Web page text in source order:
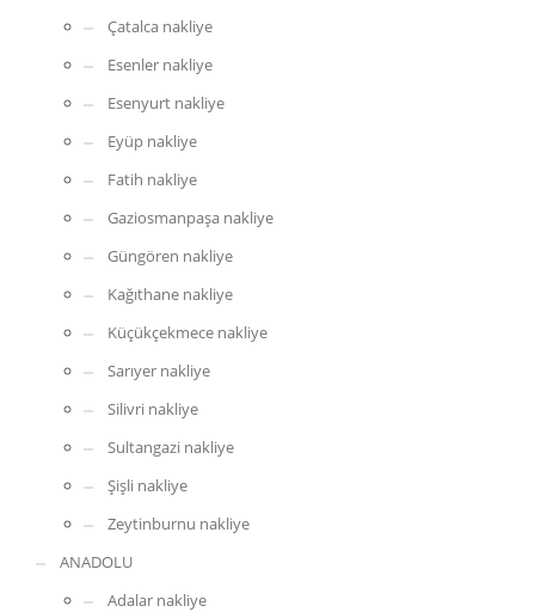
Çatalca nakliye
Esenler nakliye
Esenyurt nakliye
Eyüp nakliye
Fatih nakliye
Gaziosmanpaşa nakliye
Güngören nakliye
Kağıthane nakliye
Küçükçekmece nakliye
Sarıyer nakliye
Silivri nakliye
Sultangazi nakliye
Şişli nakliye
Zeytinburnu nakliye
ANADOLU
Adalar nakliye